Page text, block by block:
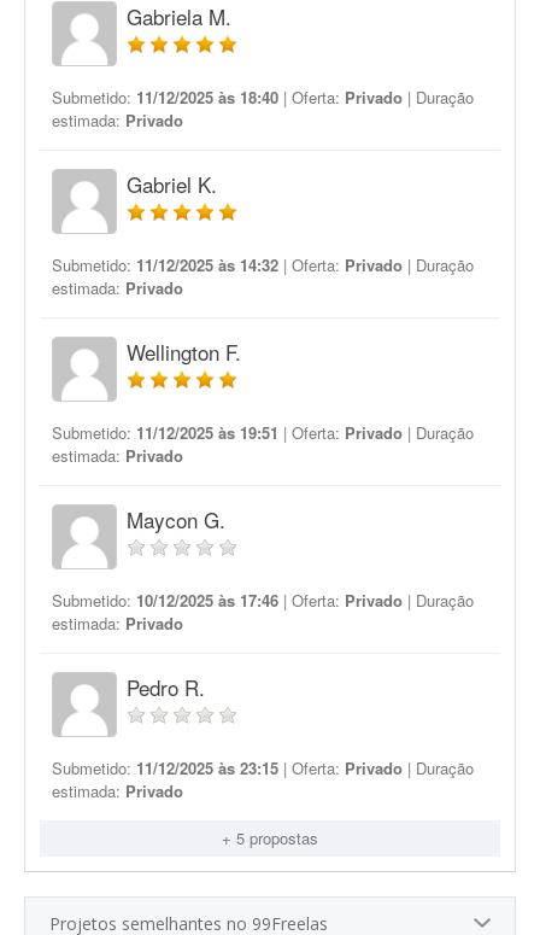
Gabriela M.
Submetido: 11/12/2025 às 18:40 | Oferta: Privado | Duração
estimada: Privado
Gabriel K.
Submetido: 11/12/2025 às 14:32 | Oferta: Privado | Duração
estimada: Privado
Wellington F.
Submetido: 11/12/2025 às 19:51 | Oferta: Privado | Duração
estimada: Privado
Maycon G.
Submetido: 10/12/2025 às 17:46 | Oferta: Privado | Duração
estimada: Privado
Pedro R.
Submetido: 11/12/2025 às 23:15 | Oferta: Privado | Duração
estimada: Privado
+ 5 propostas
Projetos semelhantes no 99Freelas